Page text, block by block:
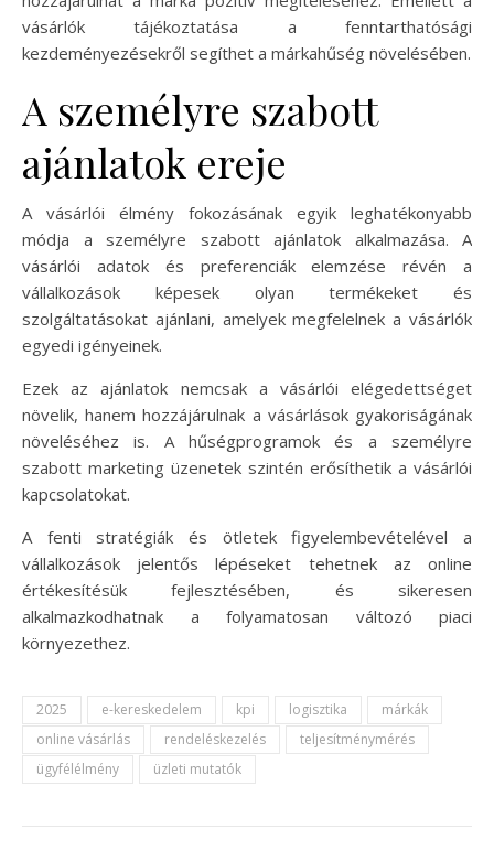
vásárlók tájékoztatása a fenntarthatósági
kezdeményezésekről segíthet a márkahűség növelésében.
A személyre szabott
ajánlatok ereje
A vásárlói élmény fokozásának egyik leghatékonyabb
módja a személyre szabott ajánlatok alkalmazása. A
vásárlói adatok és preferenciák elemzése révén a
vállalkozások képesek olyan termékeket és
szolgáltatásokat ajánlani, amelyek megfelelnek a vásárlók
egyedi igényeinek.
Ezek az ajánlatok nemcsak a vásárlói elégedettséget
növelik, hanem hozzájárulnak a vásárlások gyakoriságának
növeléséhez is. A hűségprogramok és a személyre
szabott marketing üzenetek szintén erősíthetik a vásárlói
kapcsolatokat.
A fenti stratégiák és ötletek figyelembevételével a
vállalkozások jelentős lépéseket tehetnek az online
értékesítésük fejlesztésében, és sikeresen
alkalmazkodhatnak a folyamatosan változó piaci
környezethez.
2025 e-kereskedelem kpi logisztika
márkák
online vásárlás
rendeléskezelés
teljesítménymérés
ügyfélélmény
üzleti mutatók